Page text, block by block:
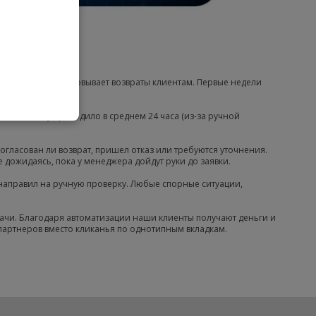
согласовывает возвраты клиентам. Первые недели
клиенту проходило в среднем 24 часа (из-за ручной
ли возврат, пришел отказ или требуются уточнения.
пока у менеджера дойдут руки до заявки.
на ручную проверку. Любые спорные ситуации,
Благодаря автоматизации наши клиенты получают деньги и
вместо кликанья по однотипным вкладкам.